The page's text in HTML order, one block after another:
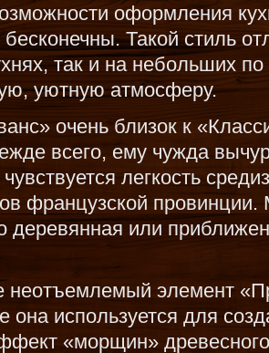
оформления
бесконечны. Такой стиль
так и на небольших
уютную атмосферу.
очень близок к
всего, ему чужда
легкость
французской
деревянная или
неотъемлемый элемент
она используется для
«морщин»